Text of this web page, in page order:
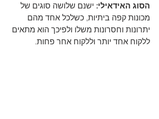
הסוג האידאילי: ישנם שלושה סוגים של
מכונות קפה ביתיות, כשלכל אחד מהם
יתרונות וחסרונות משלו ולפיכך הוא מתאים
ללקוח אחד יותר וללקוח אחר פחות.